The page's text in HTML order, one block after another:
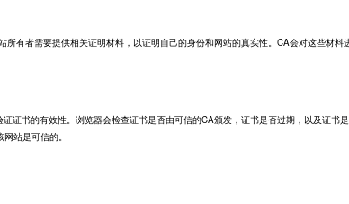
所有者需要提供相关证明材料，以证明自己的身份和网站的真实性。CA会对这些材料
证书的有效性。浏览器会检查证书是否由可信的CA颁发，证书是否过期，以及证书
站是可信的。